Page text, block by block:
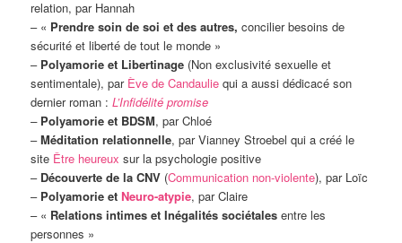
relation, par Hannah
– « Prendre soin de soi et des autres, concilier besoins de
sécurité et liberté de tout le monde »
– Polyamorie et Libertinage (Non exclusivité sexuelle et
sentimentale), par Ève de Candaulie qui a aussi dédicacé son
dernier roman :L’Infidélité promise
– Polyamorie et BDSM, par Chloé
–Méditation relationnelle, par Vianney Stroebel qui a créé le
site Être heureux sur la psychologie positive
– Découverte de la CNV (Communication non-violente), par Loïc
– Polyamorie etNeuro-atypie, par Claire
– « Relations intimes et Inégalités sociétales entre les
personnes »